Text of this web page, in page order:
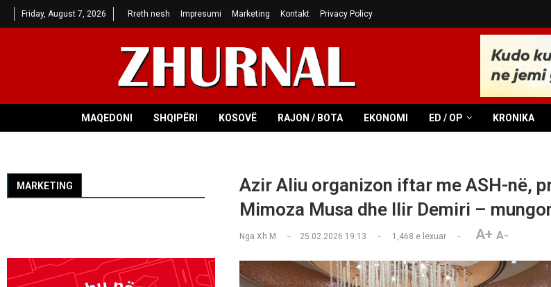
Friday, August 7, 2026 Rreth nesh Impresumi Marketing Kontakt Privacy Policy
MAQEDONI SHQIPËRI KOSOVË RAJON / BOTA EKONOMI ED / OP KRONIKA
Azir Aliu organizon iftar me ASH-në,
Mimoza Musa dhe Ilir Demiri –
Nga Xh M 25.02.2026 19:13 1,468 e lexuar A+ A-
MARKETING